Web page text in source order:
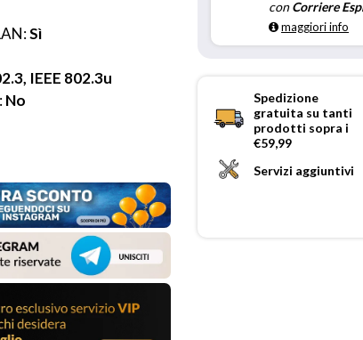
Sì
IEEE 802.3u
No
conCorriere
maggiori info
Spedizione
gratuita su tanti
prodotti sopra i
€59,99
Servizi aggiuntivi